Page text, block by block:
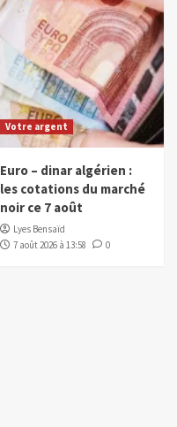
Votre argent
Euro – dinar algérien :
les cotations du marché
noir ce 7 août
Lyes Bensaïd
7 août 2026 à 13:58
0